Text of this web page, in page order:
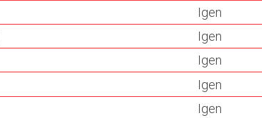
Igen
Igen
Igen
Igen
Igen